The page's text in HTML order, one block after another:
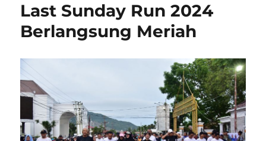
Last Sunday Run 2024
Berlangsung Meriah